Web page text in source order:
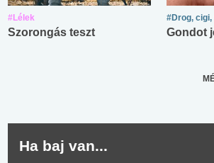
#Lélek
Szorongás teszt
#Drog, cigi,
Gondot
Ha baj van...